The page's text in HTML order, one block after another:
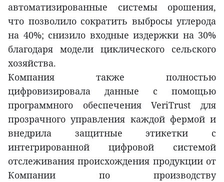
автоматизированные системы орошения,
что позволило сократить выбросы углерода
на 40%; снизило входные издержки на 30%
благодаря модели циклического сельского
хозяйства.
Компания также полностью
цифровизировала данные с помощью
программного обеспечения VeriTrust для
прозрачного управления каждой фермой и
внедрила защитные этикетки с
интегрированной цифровой системой
отслеживания происхождения продукции от
Компании по производству